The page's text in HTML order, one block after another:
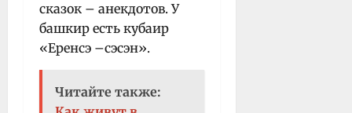
сказок – анекдотов. У
башкир есть кубаир
«Еренсэ –сэсэн».
Читайте также: